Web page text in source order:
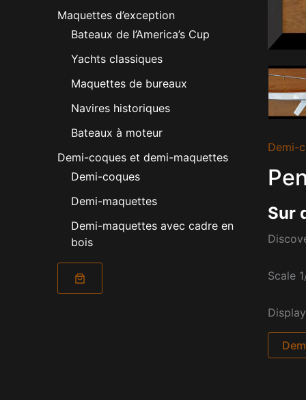
Maquettes d’exception
Bateaux de l’America’s Cup
Yachts classiques
Maquettes de bureaux
Navires historiques
Bateaux à moteur
Demi-coques et demi-maquettes
Demi-coques
Demi-maquettes
Demi-maquettes avec cadre en
bois
Demi-
Sur
Scale